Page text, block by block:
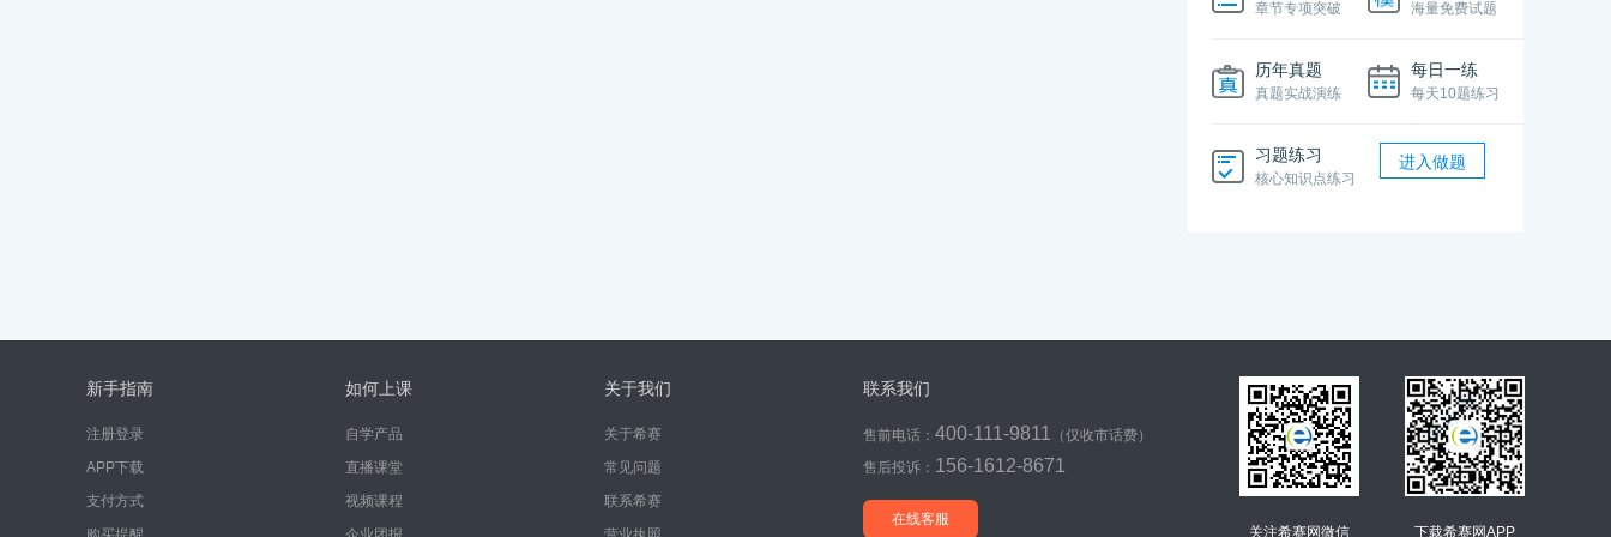
章节专项突破 海量免费试题
历年真题
真题实战演练
每日一练
每天10题练习
习题练习
核心知识点练习
进入做题
新手指南
注册登录
APP下载
支付方式
如何上课
自学产品
直播课堂
视频课程
关于我们
关于希赛
常见问题
联系希赛
联系我们
售前电话： 400-111-9811
（仅收市话费）
售后投诉： 156-1612-8671
在线客服
关注希赛网微信 下载希赛网APP